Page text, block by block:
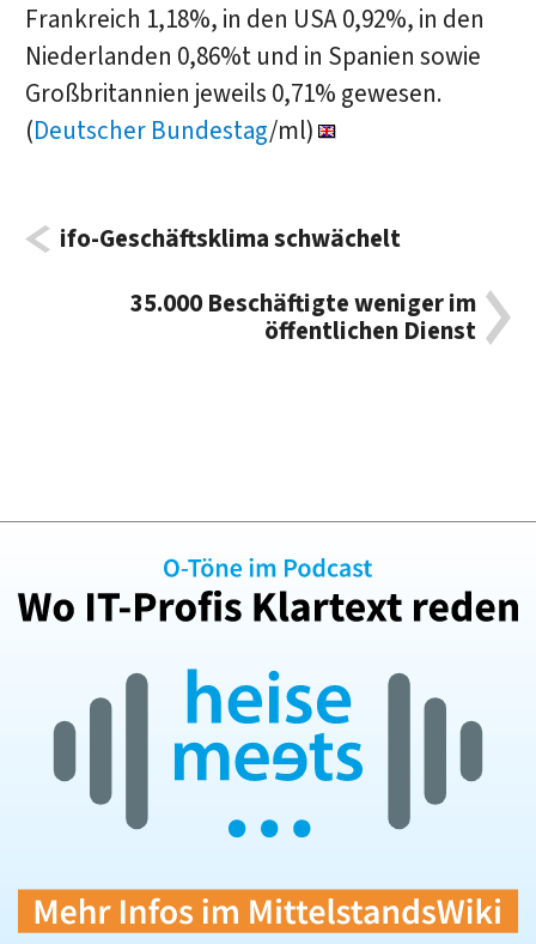
Frankreich 1,18%, in den USA 0,92%, in den
Niederlanden 0,86%t und in Spanien sowie
Großbritannien jeweils 0,71% gewesen.
(Deutscher Bundestag/ml)
ifo-Geschäftsklima schwächelt
35.000 Beschäftigte weniger im
öffentlichen Dienst